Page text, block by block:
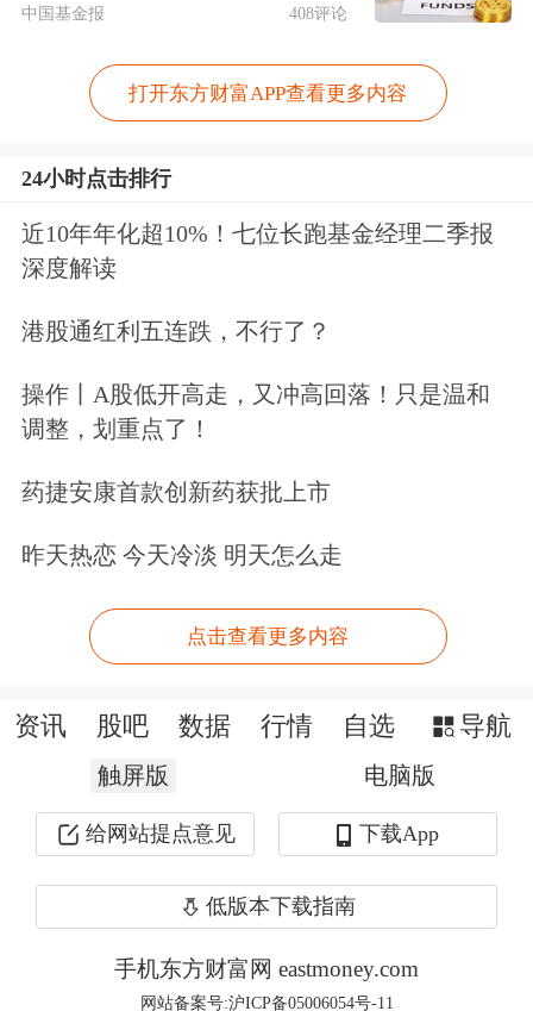
（SK海力士日线图，来源：
最新招股书也披露了基石投资者的情
况。巴美列捷福 (Baillie Gifford)、寇
Aschenbrenner管理的“态势感知”基金
美元的ADS
。
中国基金报 408评论
打开东方财富APP查看更多内容
24小时点击排行
近10年年化超10%！七位长跑基金经理二季报
深度解读
港股通红利五连跌，不行了？
操作丨A股低开高走，又冲高回落！只是温和
调整，划重点了！
药捷安康首款创新药获批上市
昨天热恋 今天冷淡 明天怎么走
点击查看更多内容
资讯 股吧 数据 行情 自选 导航
触屏版 电脑版
给网站提点意见 下载App
低版本下载指南
手机东方财富网 eastmoney.com
网站备案号:沪ICP备05006054号-11